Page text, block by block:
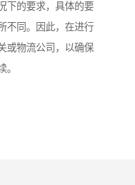
下的要求，具体的要
不同。因此，在进行
或物流公司，以确保
。